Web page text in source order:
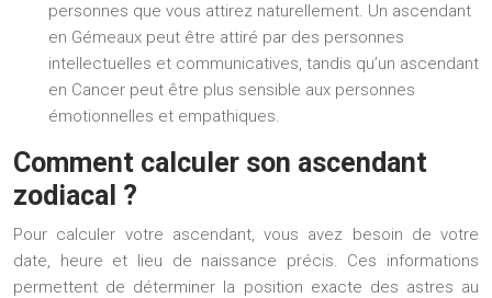
personnes que vous attirez naturellement. Un ascendant
en Gémeaux peut être attiré par des personnes
intellectuelles et communicatives, tandis qu’un ascendant
en Cancer peut être plus sensible aux personnes
émotionnelles et empathiques.
Comment calculer son ascendant
zodiacal ?
Pour calculer votre ascendant, vous avez besoin de votre
date, heure et lieu de naissance précis. Ces informations
permettent de déterminer la position exacte des astres au